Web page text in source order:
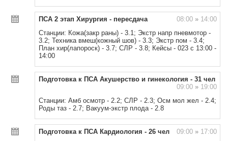
ПСА 2 этап Хирургия - пересдача 08:00 »14:00
Станции: Кожа(закр раны) - 3.1; Экстр напр пневмотор -
3.2; Техника вмеш(кожный шов) - 3.3; Экстр пом - 3.4;
План хир(лапороск) - 3.7; СЛР - 3.8; Кейсы - 023 с 13:00 -
14:00
Подготовка к ПСА Акушерство и гинекология - 31 чел
09:00 »19:00
Станции: Амб осмотр - 2.2; СЛР - 2.3; Осм мол жел - 2.4;
Роды таз - 2.7; Вакуум-экстр плода - 2.8
Подготовка к ПСА Кардиология - 26 чел 09:00 »17:00